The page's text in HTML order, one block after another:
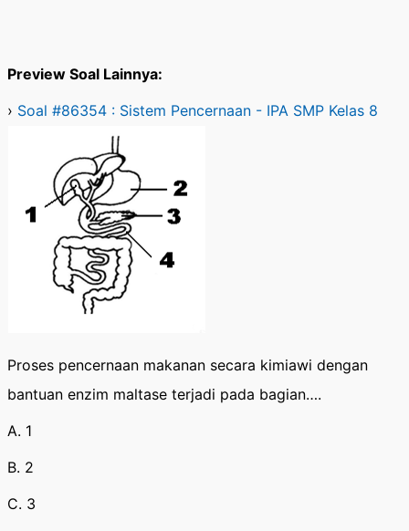
Preview Soal Lainnya:
› Soal #86354 : Sistem Pencernaan - IPA SMP Kelas 8
Proses pencernaan makanan secara kimiawi dengan
bantuan enzim maltase terjadi pada bagian….
A. 1
B. 2
C. 3